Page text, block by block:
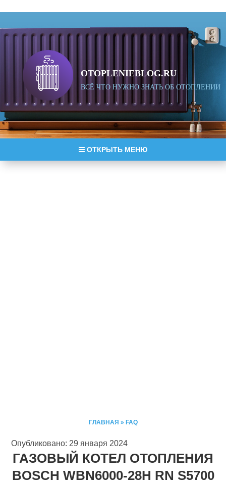
OTOPLENIEBLOG.RU
ВСЁ ЧТО НУЖНО ЗНАТЬ ОБ ОТОПЛЕНИИ
ОТКРЫТЬ МЕНЮ
ГЛАВНАЯ » FAQ
Опубликовано: 29 января 2024
ГАЗОВЫЙ КОТЕЛ ОТОПЛЕНИЯ
BOSCH WBN6000-28H RN S5700